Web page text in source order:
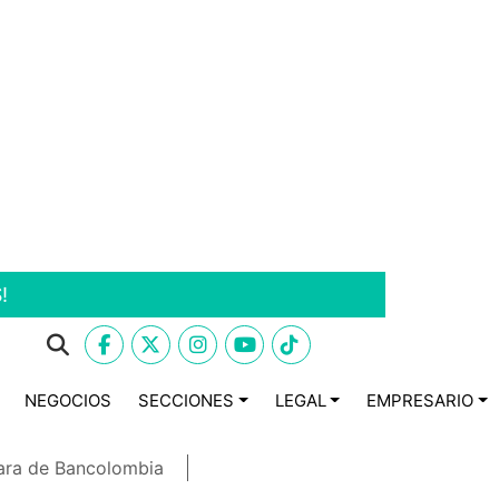
NEGOCIOS SECCIONES LEGAL EMPRESARIO
de Bancolombia